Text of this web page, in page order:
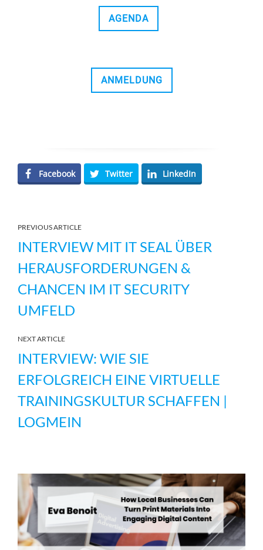
AGENDA
ANMELDUNG
Facebook Twitter LinkedIn
PREVIOUS ARTICLE
INTERVIEW MIT IT SEAL ÜBER
HERAUSFORDERUNGEN &
CHANCEN IM IT SECURITY
UMFELD
NEXT ARTICLE
INTERVIEW: WIE SIE
ERFOLGREICH EINE VIRTUELLE
TRAININGSKULTUR SCHAFFEN |
LOGMEIN